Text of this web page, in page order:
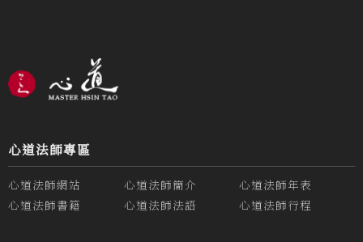
心道法師專區
心道法師網站 心道法師簡介
心道法師年表
心道法師書籍
心道法師法語 心道法師行程